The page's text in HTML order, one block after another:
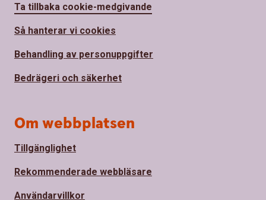
Ta tillbaka cookie-medgivande
Så hanterar vi cookies
Behandling av personuppgifter
Bedrägeri och säkerhet
Om webbplatsen
Tillgänglighet
Rekommenderade webbläsare
Användarvillkor